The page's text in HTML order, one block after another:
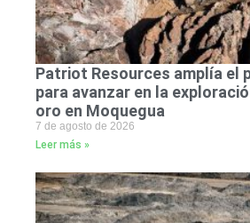
Patriot Resources amplía el
para avanzar en la
oro en Moquegua
7 de agosto de 2026
Leer más »